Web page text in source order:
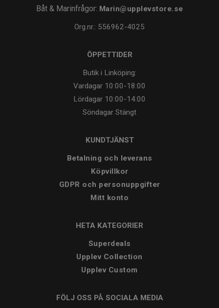
Båt & Marinfrågor: Marin@upplevstore.se
Org.nr.: 556962-4025
ÖPPETTIDER
Butik i Linköping:
Vardagar 10:00-18:00
Lördagar 10:00-14:00
Söndagar Stängt
KUNDTJÄNST
Betalning och leverans
Köpvillkor
GDPR och personuppgifter
Mitt konto
HETA KATEGORIER
Superdeals
Upplev Collection
Upplev Custom
FÖLJ OSS PÅ SOCIALA MEDIA